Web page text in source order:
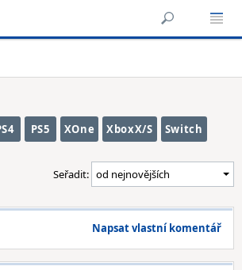
PS5 XOne XboxX/S Switch
Seřadit:
Napsat vlastní komentář